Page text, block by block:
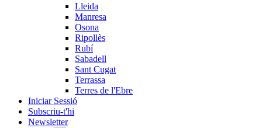
Lleida
Manresa
Osona
Ripollès
Rubí
Sabadell
Sant Cugat
Terrassa
Terres de l'Ebre
Iniciar Sessió
Subscriu-t'hi
Newsletter